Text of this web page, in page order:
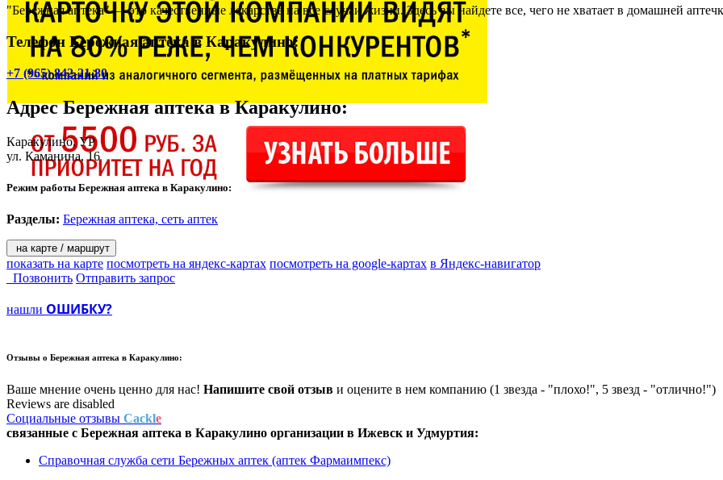
"Бережная аптека" — это качественные лекарства на все случаи жизни. Здесь вы найдете все, чего не хватает в домашней
Телефон Бережная аптека в Каракулино:
+7 (965) 842-21-80
АдресБережная аптека в Каракулино:
Каракулино, УР
ул. Каманина, 16
Режим работы Бережная аптека в Каракулино:
Разделы: Бережная аптека, сеть аптек
на карте / маршрут
показать на карте посмотреть на яндекс-картах посмотреть на google-картах в Яндекс-навигатор
Позвонить Отправить запрос
нашли ОШИБКУ?
Отзывы о Бережная аптека в Каракулино:
Ваше мнение очень ценно для нас! Напишите свой отзыв и оцените в нем компанию (1 звезда - "плохо!", 5 звезд - "отлично!")
Reviews are disabled
Социальные отзывы Cackle
связанные с Бережная аптека в Каракулино организации в Ижевск и Удмуртия:
Справочная служба сети Бережных аптек (аптек Фармаимпекс)